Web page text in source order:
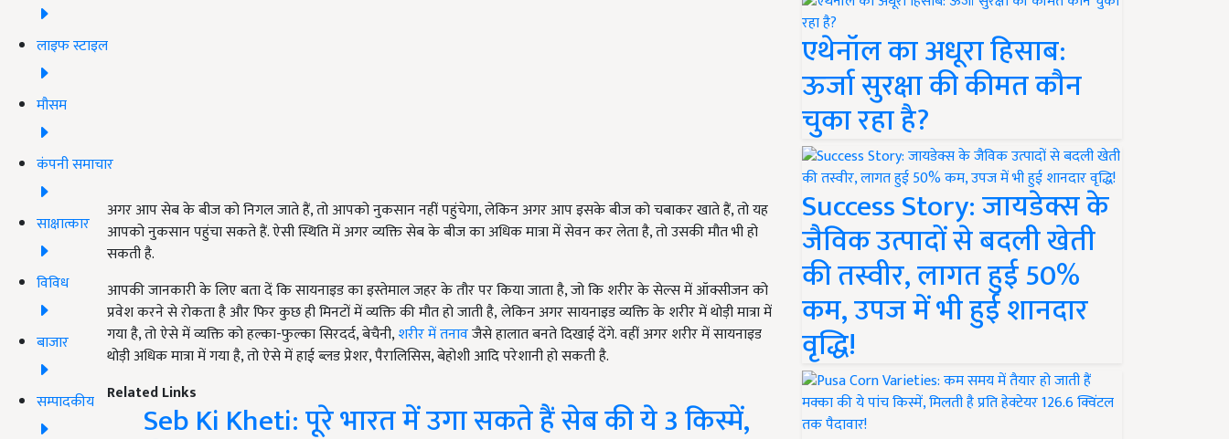
लाइफ स्टाइल
मौसम
कंपनी समाचार
साक्षात्कार
विविध
बाजार
सम्पादकीय
अगर आप सेब के बीज को निगल जाते हैं, तो आपको नुकसान नहीं पहुंचेगा, लेकिन अगर आप इसके बीज को चबाकर खाते हैं, तो यह
आपको नुकसान पहुंचा सकते हैं. ऐसी स्थिति में अगर व्यक्ति सेब के बीज का अधिक मात्रा में सेवन कर लेता है, तो उसकी मौत भी हो
सकती है.
आपकी जानकारी के लिए बता दें कि सायनाइड का इस्तेमाल जहर के तौर पर किया जाता है, जो कि शरीर के सेल्स में ऑक्सीजन को
प्रवेश करने से रोकता है और फिर कुछ ही मिनटों में व्यक्ति की मौत हो जाती है, लेकिन अगर सायनाइड व्यक्ति के शरीर में थोड़ी मात्रा में
गया है, तो ऐसे में व्यक्ति को हल्का-फुल्का सिरदर्द, बेचैनी,शरीर में तनावजैसे हालात बनते दिखाई देंगे. वहीं अगर शरीर में सायनाइड
थोड़ी अधिक मात्रा में गया है, तो ऐसे में हाई ब्लड प्रेशर, पैरालिसिस, बेहोशी आदि परेशानी हो सकती है.
Related Links
Seb Ki Kheti: पूरे भारत में उगा सकते हैं सेब की ये 3 किस्में,
एथेनॉल का अधूरा हिसाब:
ऊर्जा सुरक्षा की कीमत कौन
चुका रहा है?
Success Story: जायडेक्स के
जैविक उत्पादों से बदली खेती
की तस्वीर, लागत हुई 50%
कम, उपज में भी हुई शानदार
वृद्धि!